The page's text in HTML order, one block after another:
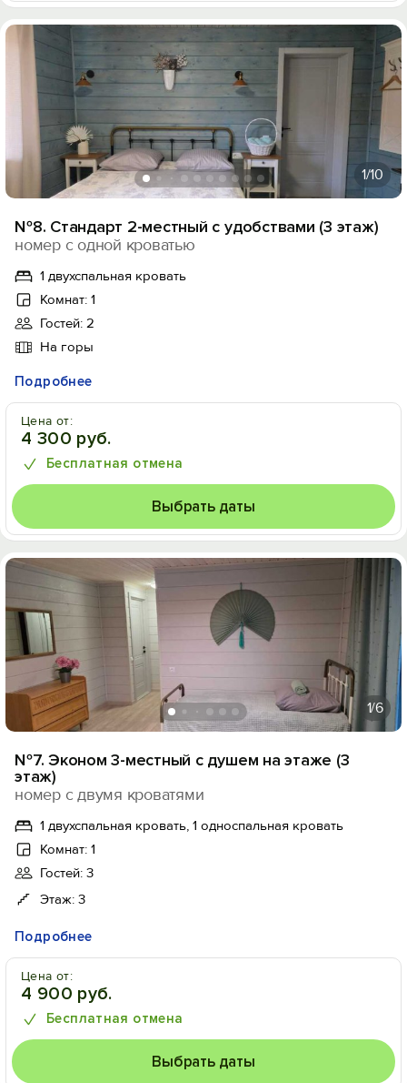
1/10
№8. Стандарт 2-местный с удобствами (3 этаж)
номер с одной кроватью
1 двухспальная кровать
Комнат: 1
Гостей: 2
На горы
Подробнее
Цена от:
4 300 руб.
Бесплатная отмена
Выбрать даты
1/6
№7. Эконом 3-местный с душем на этаже (3
этаж)
номер с двумя кроватями
1 двухспальная кровать, 1 односпальная кровать
Комнат: 1
Гостей: 3
Этаж: 3
Подробнее
Цена от:
4 900 руб.
Бесплатная отмена
Выбрать даты